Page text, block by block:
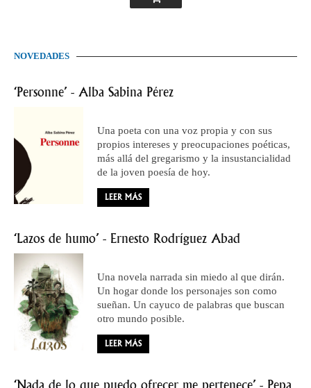
NOVEDADES
‘Personne’ - Alba Sabina Pérez
Una poeta con una voz propia y con sus
propios intereses y preocupaciones poéticas,
más allá del gregarismo y la insustancialidad
de la joven poesía de hoy.
LEER MÁS
‘Lazos de humo’ - Ernesto Rodríguez Abad
Una novela narrada sin miedo al que dirán.
Un hogar donde los personajes son como
sueñan. Un cayuco de palabras que buscan
otro mundo posible.
LEER MÁS
‘Nada de lo que puedo ofrecer me pertenece’ - Pepa